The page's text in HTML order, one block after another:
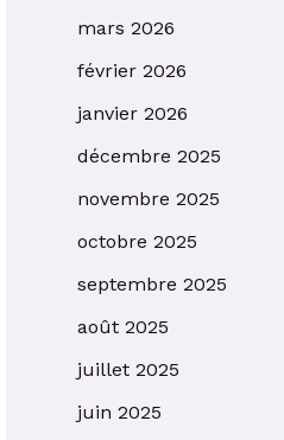
mars 2026
février 2026
janvier 2026
décembre 2025
novembre 2025
octobre 2025
septembre 2025
août 2025
juillet 2025
juin 2025